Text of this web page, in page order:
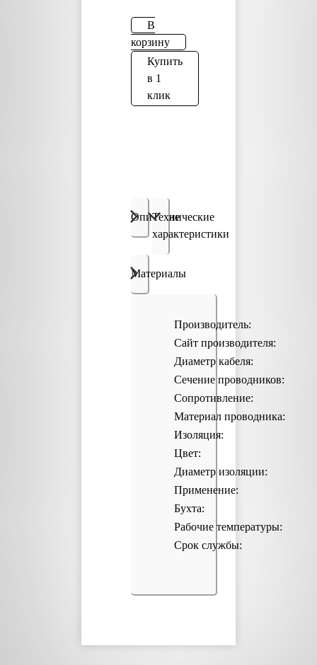
В
корзину
Купить
в 1
клик
Описание
Технические
характеристики
Материалы
Производитель:
Сайт производителя:
Диаметр кабеля:
Сечение проводников:
Сопротивление:
Материал проводника:
Изоляция:
Цвет:
Диаметр изоляции:
Применение:
Бухта:
Рабочие температуры:
Срок службы: